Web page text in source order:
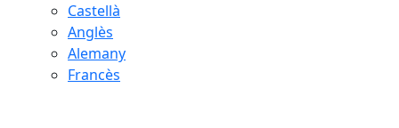
Castellà
Anglès
Alemany
Francès